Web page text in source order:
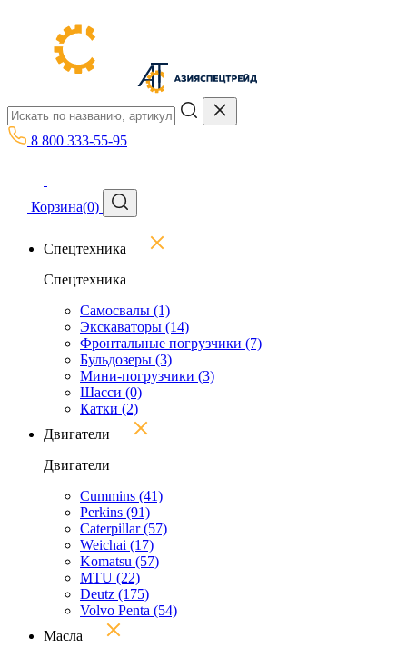
8 800 333-55-95
Корзина(0)
Спецтехника
Спецтехника
Самосвалы (1)
Экскаваторы (14)
Фронтальные погрузчики (7)
Бульдозеры (3)
Мини-погрузчики (3)
Шасси (0)
Катки (2)
Двигатели
Двигатели
Cummins (41)
Perkins (91)
Caterpillar(57)
Weichai (17)
Komatsu (57)
MTU (22)
Deutz (175)
Volvo Penta (54)
Масла